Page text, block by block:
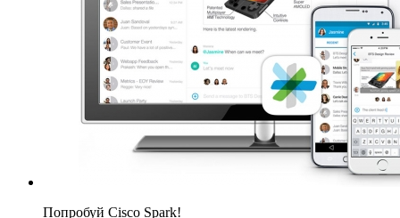
Попробуй Cisco Spark!